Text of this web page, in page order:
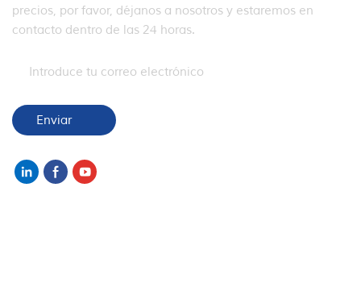
precios, por favor, déjanos a nosotros y estaremos en
contacto dentro de las 24 horas.